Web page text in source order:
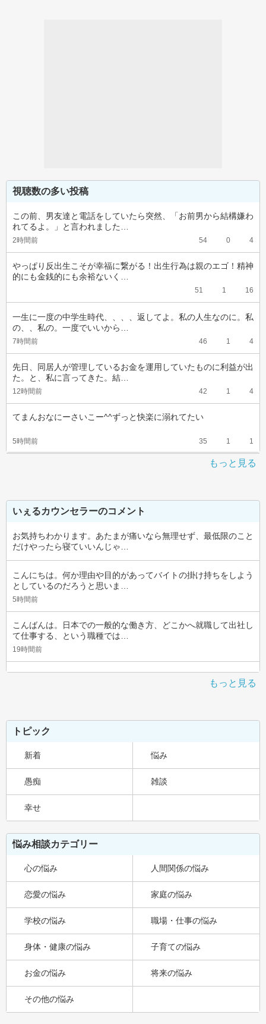
視聴数の多い投稿
この前、男友達と電話をしていたら突然、「お前男から結構嫌わ
れてるよ。」と言われました…
2時間前 54 0 4
やっぱり反出生こそが幸福に繋がる！出生行為は親のエゴ！精神
的にも金銭的にも余裕ないく…
51 1 16
一生に一度の中学生時代、、、、返してよ。私の人生なのに。私
の、、私の。一度でいいから…
7時間前 46 1 4
先日、同居人が管理しているお金を運用していたものに利益が出
た。と、私に言ってきた。結…
12時間前 42 1 4
てまんおなにーさいこー^^ずっと快楽に溺れてたい
5時間前 35 1 1
もっと見る
いぇるカウンセラーのコメント
お気持ちわかります。あたまが痛いなら無理せず、最低限のこと
だけやったら寝ていいんじゃ…
こんにちは。何か理由や目的があってバイトの掛け持ちをしよう
としているのだろうと思いま…
5時間前
こんばんは。日本での一般的な働き方、どこかへ就職して出社し
て仕事する、という職種では…
19時間前
もっと見る
トピック
新着 悩み
愚痴 雑談
幸せ
悩み相談カテゴリー
心の悩み 人間関係の悩み
恋愛の悩み 家庭の悩み
学校の悩み 職場・仕事の悩み
身体・健康の悩み 子育ての悩み
お金の悩み 将来の悩み
その他の悩み